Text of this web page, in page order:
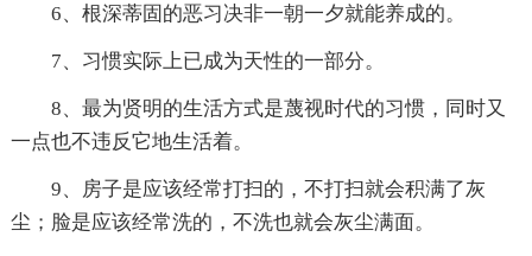
6、根深蒂固的恶习决非一朝一夕就能养成的。
7、习惯实际上已成为天性的一部分。
8、最为贤明的生活方式是蔑视时代的习惯，同时又
一点也不违反它地生活着。
9、房子是应该经常打扫的，不打扫就会积满了灰
尘；脸是应该经常洗的，不洗也就会灰尘满面。